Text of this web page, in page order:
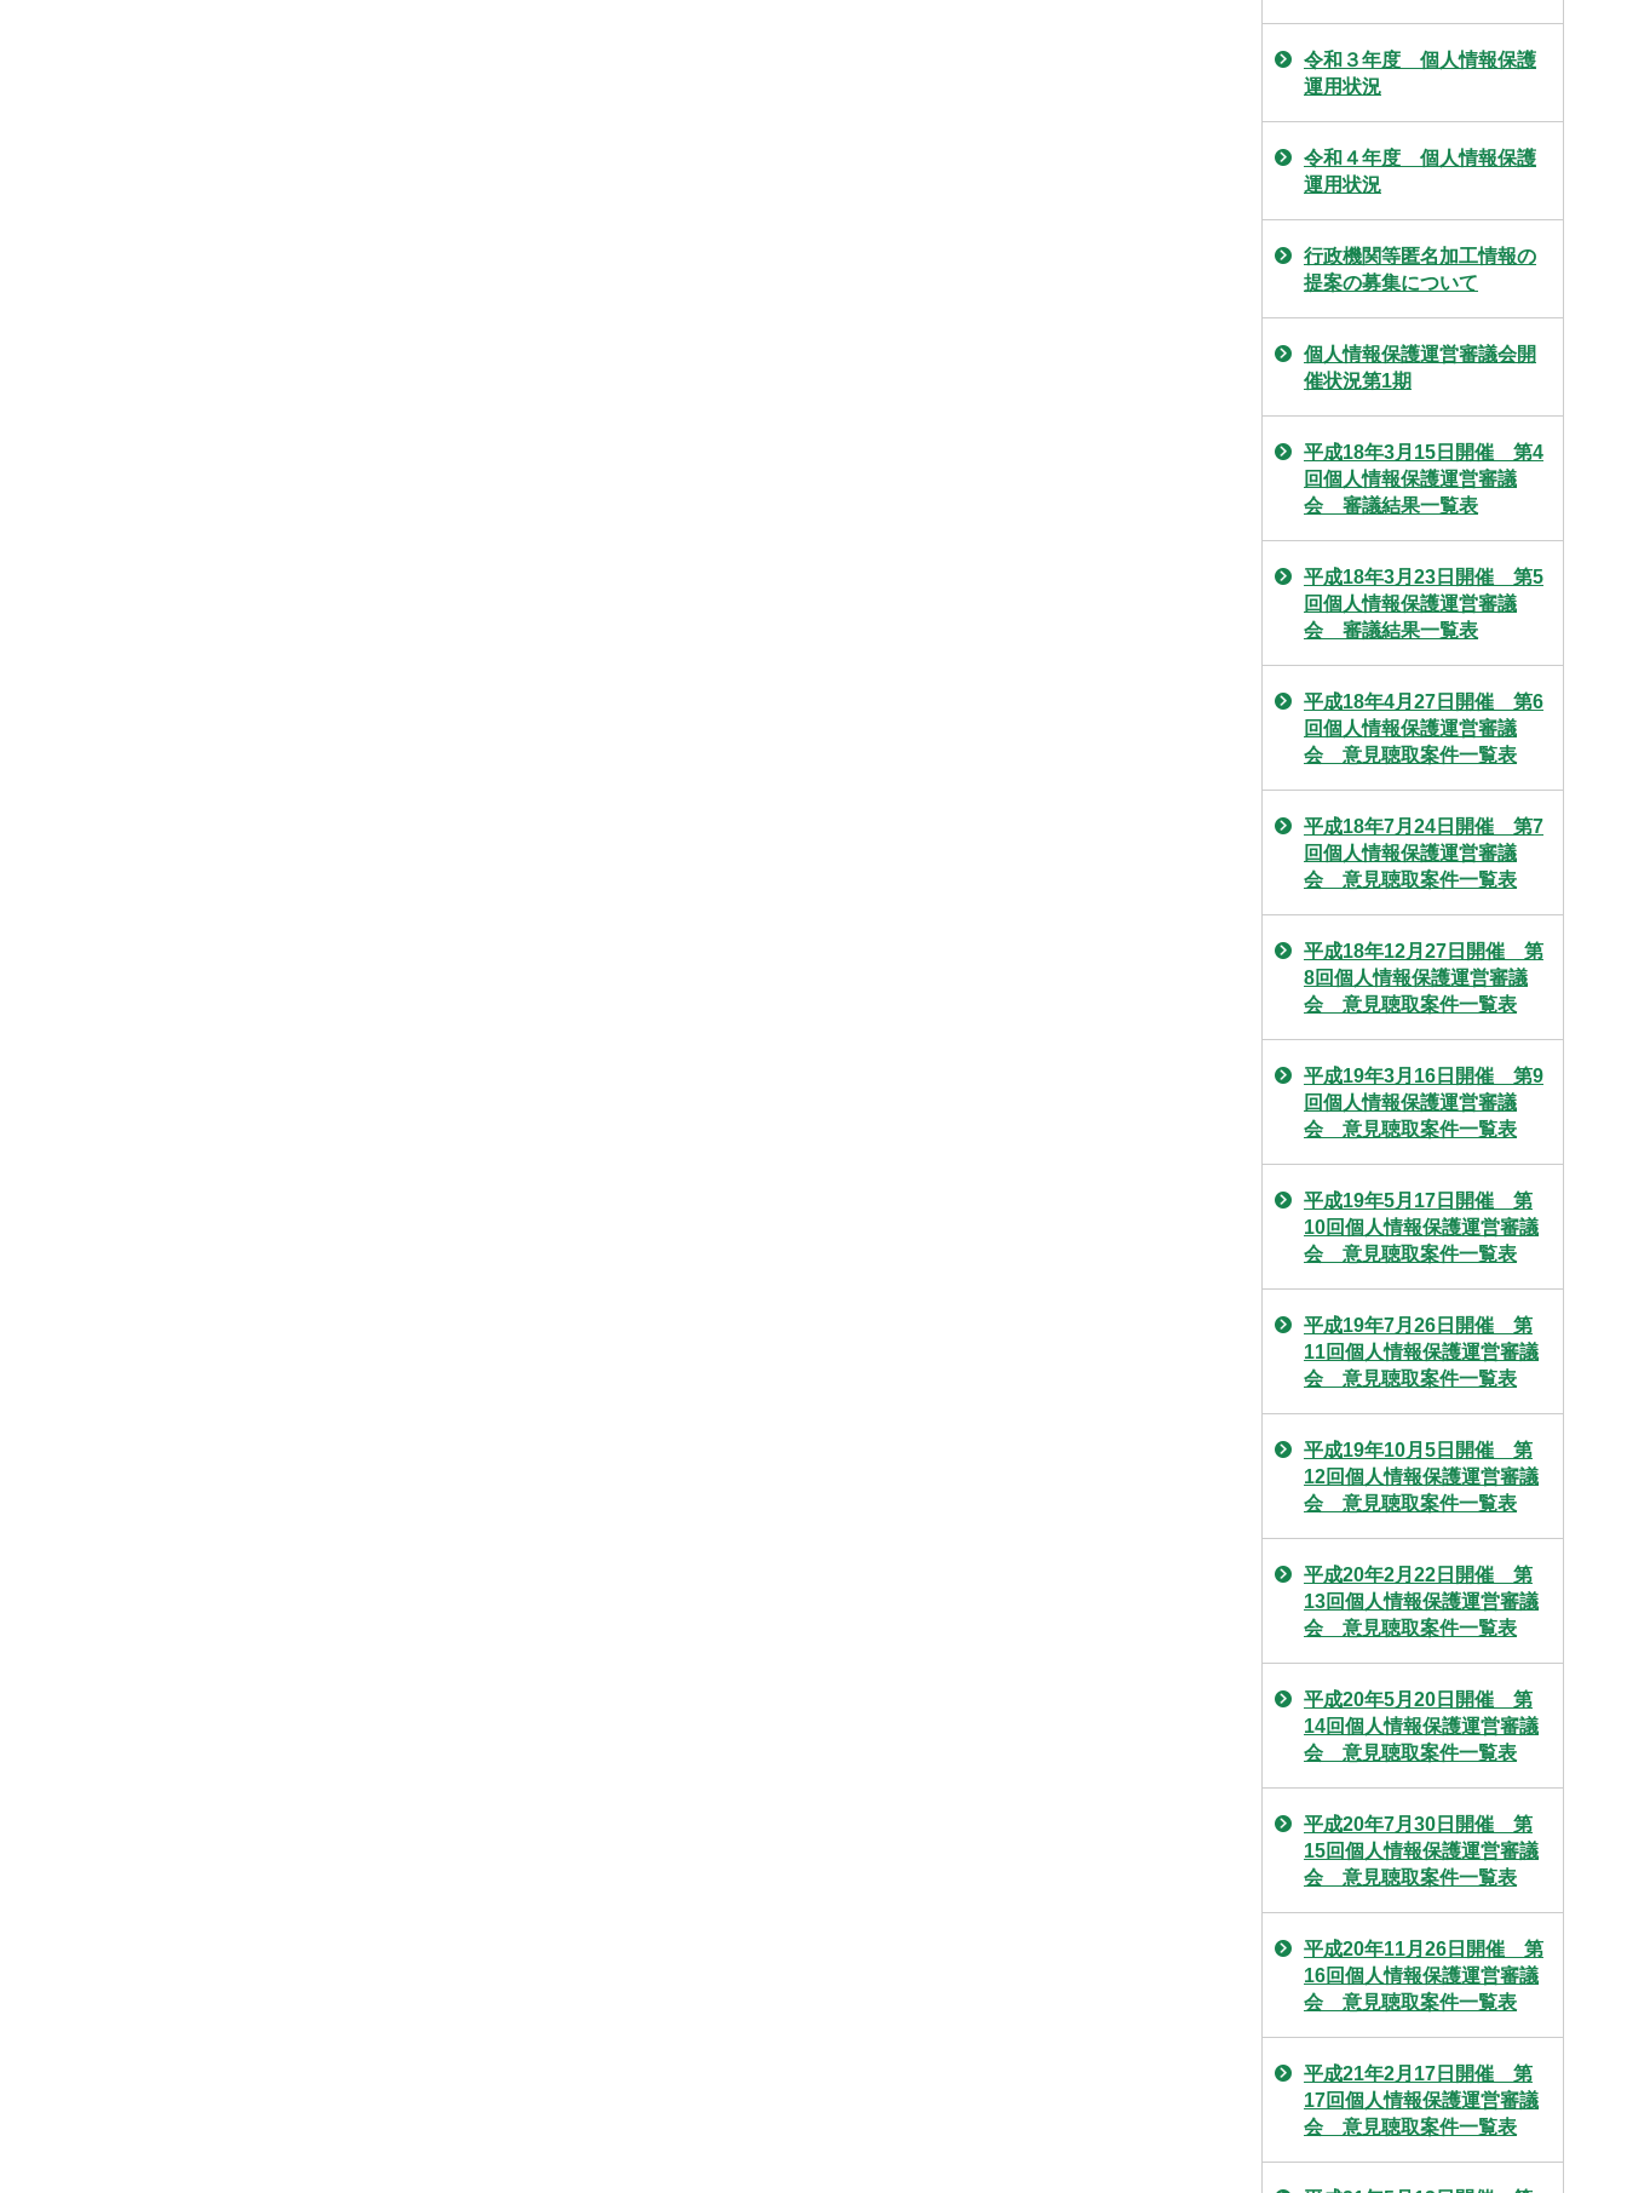
令和３年度 個人情報保護
運用状況
令和４年度 個人情報保護
運用状況
行政機関等匿名加工情報の
提案の募集について
個人情報保護運営審議会開
催状況第1期
平成18年3月15日開催 第4
回個人情報保護運営審議
会 審議結果一覧表
平成18年3月23日開催 第5
回個人情報保護運営審議
会 審議結果一覧表
平成18年4月27日開催 第6
回個人情報保護運営審議
会 意見聴取案件一覧表
平成18年7月24日開催 第7
回個人情報保護運営審議
会 意見聴取案件一覧表
平成18年12月27日開催 第
8回個人情報保護運営審議
会 意見聴取案件一覧表
平成19年3月16日開催 第9
回個人情報保護運営審議
会 意見聴取案件一覧表
平成19年5月17日開催 第
10回個人情報保護運営審議
会 意見聴取案件一覧表
平成19年7月26日開催 第
11回個人情報保護運営審議
会 意見聴取案件一覧表
平成19年10月5日開催 第
12回個人情報保護運営審議
会 意見聴取案件一覧表
平成20年2月22日開催 第
13回個人情報保護運営審議
会 意見聴取案件一覧表
平成20年5月20日開催 第
14回個人情報保護運営審議
会 意見聴取案件一覧表
平成20年7月30日開催 第
15回個人情報保護運営審議
会 意見聴取案件一覧表
平成20年11月26日開催 第
16回個人情報保護運営審議
会 意見聴取案件一覧表
平成21年2月17日開催 第
17回個人情報保護運営審議
会 意見聴取案件一覧表